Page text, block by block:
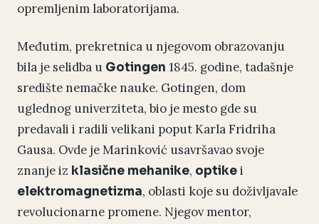
opremljenim laboratorijama.
Međutim, prekretnica u njegovom obrazovanju
bila je selidba u Gotingen 1845. godine, tadašnje
središte nemačke nauke. Gotingen, dom
uglednog univerziteta, bio je mesto gde su
predavali i radili velikani poput Karla Fridriha
Gausa. Ovde je Marinković usavršavao svoje
znanje iz klasične mehanike, optikei
elektromagnetizma, oblasti koje su doživljavale
revolucionarne promene. Njegov mentor,